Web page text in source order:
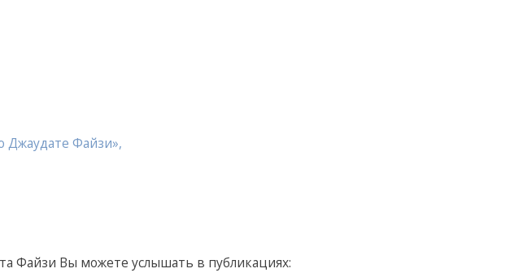
Джаудате Файзи»,
Файзи Вы можете услышать в публикациях: